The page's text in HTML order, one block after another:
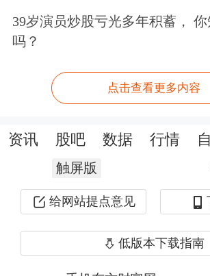
要炒股，先开户。立即开
作者：朱帆
原标题：万业企业：下半年铋业务新产线将投
39岁演员炒股亏光多年积蓄，
吗？
点击查看更多内容
资讯 股吧 数据 行情
触屏版
给网站提点意见
低版本下载指南